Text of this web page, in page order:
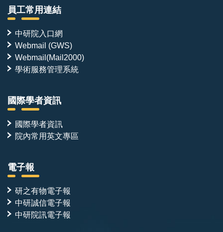
員工常用連結
中研院入口網
Webmail (GWS)
Webmail(Mail2000)
學術服務管理系統
國際學者資訊
國際學者資訊
院內常用英文專區
電子報
研之有物電子報
中研誠信電子報
中研院訊電子報